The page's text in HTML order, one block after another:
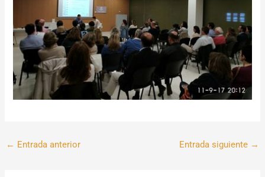
← Entrada anterior Entrada siguiente →